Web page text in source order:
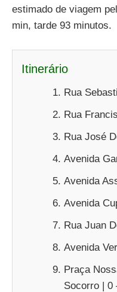
estimado de viagem
min, tarde 93 minutos.
Itinerário
Rua
Rua
Rua José
Avenida
Avenida
Avenida
Rua Juan
Avenida
Praça
Socorro | 0